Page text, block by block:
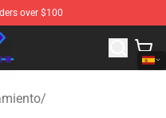
over $100
Merchandise Shop
/